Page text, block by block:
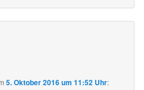
5. Oktober 2016 um 11:52 Uhr: